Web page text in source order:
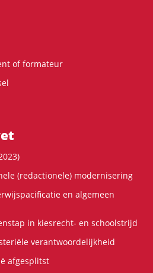
of formateur
(redactionele) modernisering
en algemeen
in kiesrecht- en schoolstrijd
verantwoordelijkheid
afgesplitst